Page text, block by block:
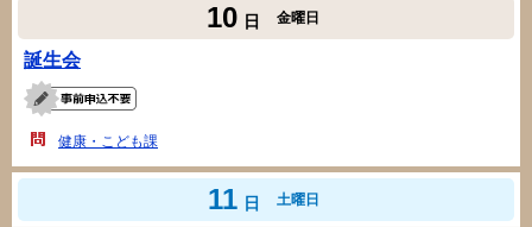
10 日 金曜日
誕生会
健康・こども課
11 日 土曜日